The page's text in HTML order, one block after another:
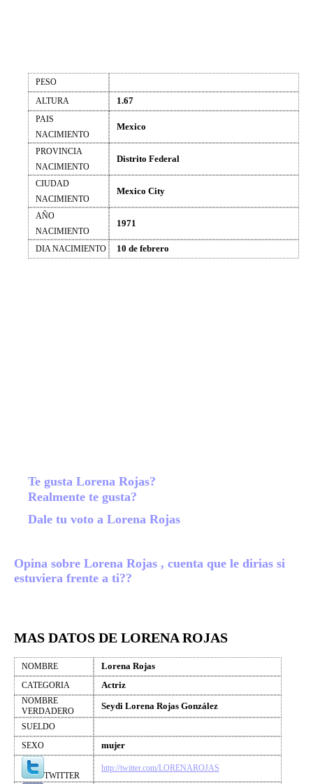
PESO
ALTURA
1.67
PAIS
NACIMIENTO
Mexico
PROVINCIA
NACIMIENTO
Distrito Federal
CIUDAD
NACIMIENTO
Mexico City
AÑO
NACIMIENTO
1971
DIA NACIMIENTO 10 de febrero
Te gusta Lorena Rojas?
Realmente te gusta?
Dale tu voto a Lorena Rojas
Opina sobre Lorena Rojas , cuenta que le dirias si
estuviera frente a ti??
MAS DATOS DE LORENA ROJAS
NOMBRE Lorena Rojas
CATEGORIA Actriz
NOMBRE
VERDADERO
Seydi Lorena Rojas González
SUELDO
SEXO
mujer
TWITTER
http://twitter.com/LORENAROJAS